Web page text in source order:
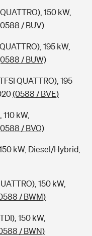
150 kW,
/ BUV)
195 kW,
/ BUW)
QUATTRO), 195
(0588 / BVE)
kW,
/ BVO)
kW, Diesel/Hybrid,
150 kW,
/ BWM)
150 kW,
/ BWN)